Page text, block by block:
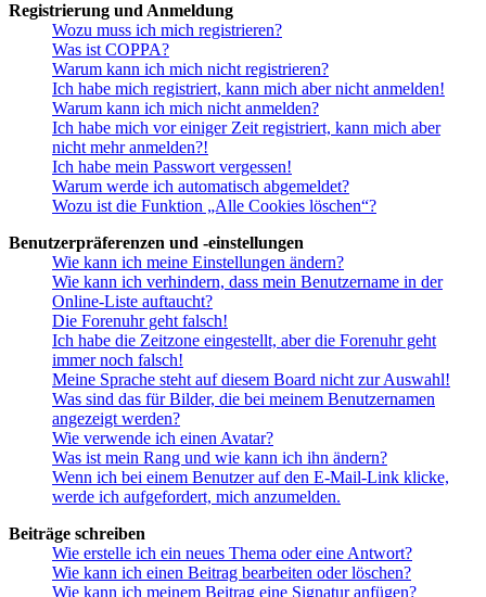
Registrierung und Anmeldung
Wozu muss ich mich registrieren?
Was ist COPPA?
Warum kann ich mich nicht registrieren?
Ich habe mich registriert, kann mich aber nicht anmelden!
Warum kann ich mich nicht anmelden?
Ich habe mich vor einiger Zeit registriert, kann mich aber
nicht mehr anmelden?!
Ich habe mein Passwort vergessen!
Warum werde ich automatisch abgemeldet?
Wozu ist die Funktion „Alle Cookies löschen“?
Benutzerpräferenzen und -einstellungen
Wie kann ich meine Einstellungen ändern?
Wie kann ich verhindern, dass mein Benutzername in der
Online-Liste auftaucht?
Die Forenuhr geht falsch!
Ich habe die Zeitzone eingestellt, aber die Forenuhr geht
immer noch falsch!
Meine Sprache steht auf diesem Board nicht zur Auswahl!
Was sind das für Bilder, die bei meinem Benutzernamen
angezeigt werden?
Wie verwende ich einen Avatar?
Was ist mein Rang und wie kann ich ihn ändern?
Wenn ich bei einem Benutzer auf den E-Mail-Link klicke,
werde ich aufgefordert, mich anzumelden.
Beiträge schreiben
Wie erstelle ich ein neues Thema oder eine Antwort?
Wie kann ich einen Beitrag bearbeiten oder löschen?
Wie kann ich meinem Beitrag eine Signatur anfügen?